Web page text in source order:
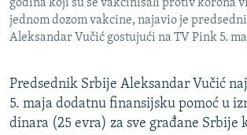
POPLAVE I KLIZIŠTA U BIH 2024.
TV LIBERTY
MOJA EVROPA
TRI DECENIJE OD RATA U BIH
Sve RFE/RL stranice
godina koji su se vakcinisali protiv korona
jednom dozom vakcine, najavio je
Aleksandar Vučić gostujući na TV Pink 5.
Predsednik Srbije Aleksandar Vučić
5. maja dodatnu finansijsku pomoć u
dinara (25 evra) za sve građane Srbije